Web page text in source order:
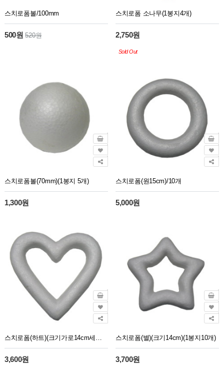
스치로폼볼/100mm
500원520원
스치로폼 소나무(1봉지4개)
2,750원
Sold Out
스치로폼볼(70mm)(1봉지 5개)
1,300원
스치로폼(원15cm)/10개
5,000원
3,600원
스치로폼(별)(크기14cm)(1봉지10개)
3,700원